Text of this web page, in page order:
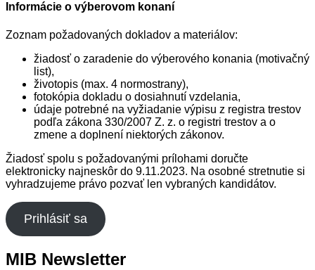
Informácie o výberovom konaní
Zoznam požadovaných dokladov a materiálov:
žiadosť o zaradenie do výberového konania (motivačný
list),
životopis (max. 4 normostrany),
fotokópia dokladu o dosiahnutí vzdelania,
údaje potrebné na vyžiadanie výpisu z registra trestov
podľa zákona 330/2007 Z. z. o registri trestov a o
zmene a doplnení niektorých zákonov.
Žiadosť spolu s požadovanými prílohami doručte
elektronicky najneskôr do 9.11.2023. Na osobné stretnutie si
vyhradzujeme právo pozvať len vybraných kandidátov.
Prihlásiť sa
MIB Newsletter